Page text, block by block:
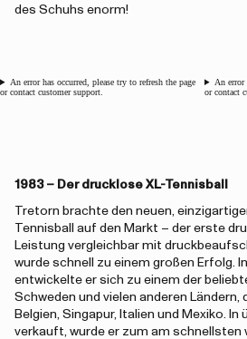
des Schuhs enorm!
An error has occurred, please try to refresh the page
or contact customer support.
An error
or contact
1983 – Der drucklose XL-Tennisball
Tretorn brachte den neuen,
Tennisball auf den Markt – der erste
Leistung vergleichbar mit
wurde schnell zu einem großen Erfolg.
entwickelte er sich zu einem der
Schweden und vielen anderen Ländern,
Belgien, Singapur, Italien und Mexiko. In
verkauft, wurde er zum am schnellsten